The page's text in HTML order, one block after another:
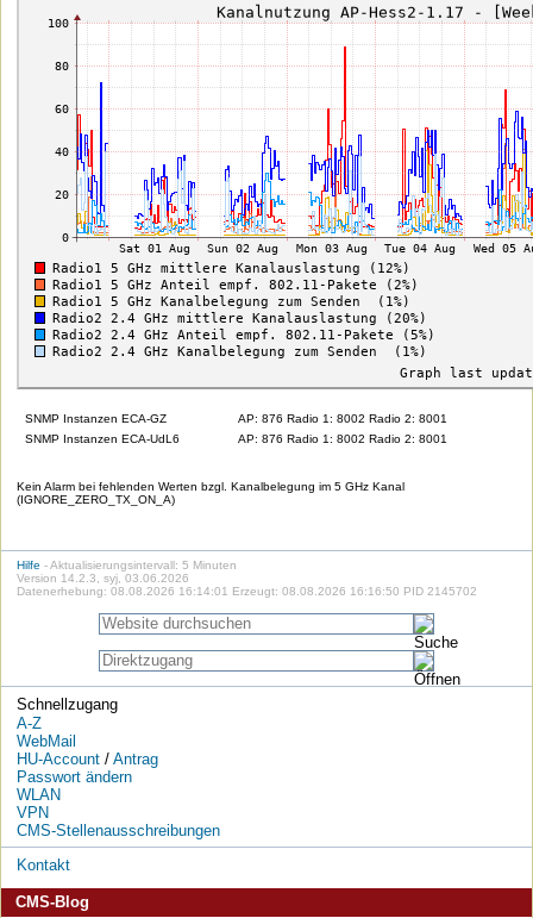
SNMP Instanzen ECA-GZ
AP: 876 Radio 1: 8002 Radio 2: 8001
SNMP Instanzen ECA-UdL6
AP: 876 Radio 1: 8002 Radio 2: 8001
Kein Alarm bei fehlenden Werten bzgl. Kanalbelegung im 5 GHz Kanal
(IGNORE_ZERO_TX_ON_A)
Hilfe - Aktualisierungsintervall: 5 Minuten
Version 14.2.3, syj, 03.06.2026
Datenerhebung: 08.08.2026 16:14:01 Erzeugt: 08.08.2026 16:16:50 PID 2145702
Schnellzugang
A-Z
WebMail
HU-Account/ Antrag
Passwort ändern
WLAN
VPN
CMS-Stellenausschreibungen
Kontakt
CMS-Blog